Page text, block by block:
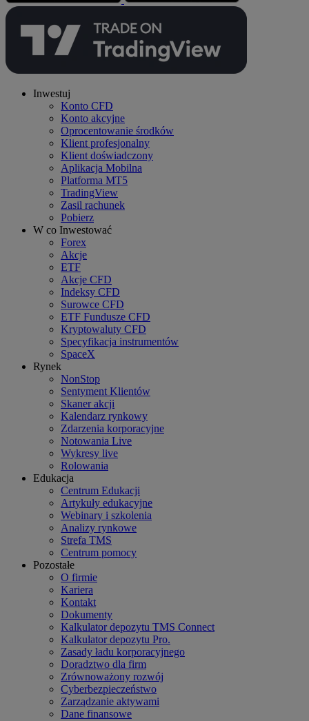
Inwestuj
Konto CFD
Konto akcyjne
Oprocentowanie środków
Klient profesjonalny
Klient doświadczony
Aplikacja Mobilna
Platforma MT5
TradingView
Zasil rachunek
Pobierz
W co Inwestować
Forex
Akcje
ETF
Akcje CFD
Indeksy CFD
Surowce CFD
ETF Fundusze CFD
Kryptowaluty CFD
Specyfikacja instrumentów
SpaceX
Rynek
NonStop
Sentyment Klientów
Skaner akcji
Kalendarz rynkowy
Zdarzenia korporacyjne
Notowania Live
Wykresy live
Rolowania
Edukacja
Centrum Edukacji
Artykuły edukacyjne
Webinary i szkolenia
Analizy rynkowe
Strefa TMS
Centrum pomocy
Pozostałe
O firmie
Kariera
Kontakt
Dokumenty
Kalkulator depozytu TMS Connect
Kalkulator depozytu Pro.
Zasady ładu korporacyjnego
Doradztwo dla firm
Zrównoważony rozwój
Cyberbezpieczeństwo
Zarządzanie aktywami
Dane finansowe